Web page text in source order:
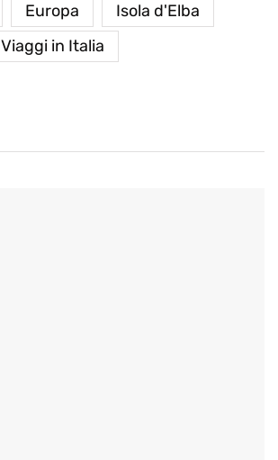
Europa
Isola d'Elba
Viaggi in Italia